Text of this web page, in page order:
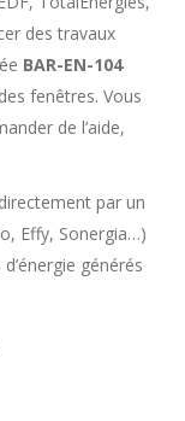
des travaux
BAR-EN-104
fenêtres. Vous
de l’aide,
par un
Effy, Sonergia…)
générés